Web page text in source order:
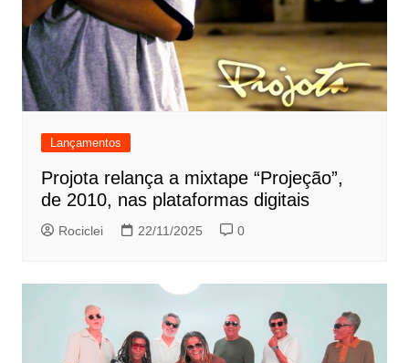
Lançamentos
Projota relança a mixtape “Projeção”,
de 2010, nas plataformas digitais
Rociclei 22/11/2025 0